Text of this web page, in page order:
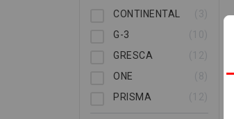
CONTINENTAL
G-3
GRESCA
ONE
PRISMA